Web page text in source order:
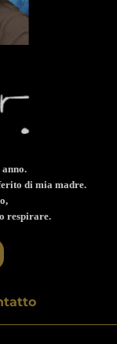
di mia madre.
respirare.